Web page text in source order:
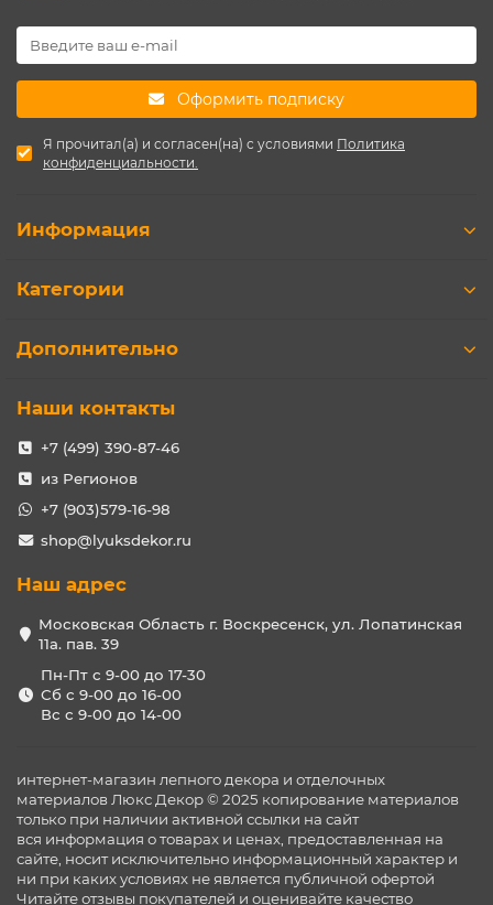
Оформить подписку
Я прочитал(а) и согласен(на) с условиями Политика
конфиденциальности.
Информация
Категории
Дополнительно
Наши контакты
+7 (499) 390-87-46
из Регионов
+7 (903)579-16-98
shop@lyuksdekor.ru
Наш адрес
Московская Область г. Воскресенск, ул. Лопатинская
11а. пав. 39
Пн-Пт с 9-00 до 17-30
Сб с 9-00 до 16-00
Вс с 9-00 до 14-00
интернет-магазин лепного декора и отделочных
материалов Люкс Декор © 2025 копирование материалов
только при наличии активной ссылки на сайт
вся информация о товарах и ценах, предоставленная на
сайте, носит исключительно информационный характер и
ни при каких условиях не является публичной офертой
Читайте отзывы покупателей и оценивайте качество